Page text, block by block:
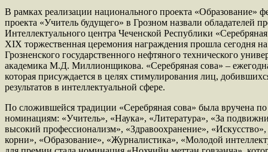
В рамках реализации национального проекта «Образование»
проекта «Учитель будущего» в Грозном назвали обладателей
Интеллектуального центра Чеченской Республики «Серебряная
XIХ торжественная церемония награждения прошла сегодня на
Грозненского государственного нефтяного технического
академика М.Д. Миллионщикова. «Серебряная сова» –
которая присуждается в целях стимулирования лиц,
результатов в интеллектуальной сфере.
По сложившейся традиции «Серебряная сова» была вручена
номинациям: «Учитель», «Наука», «Литература», «За
высокий профессионализм», «Здравоохранение»,
корни», «Образование», «Журналистика», «Молодой